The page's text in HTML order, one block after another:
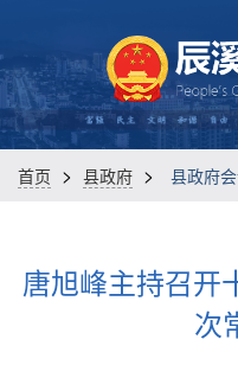
首页 > 县政府 > 县政府
唐旭峰主持召开
次